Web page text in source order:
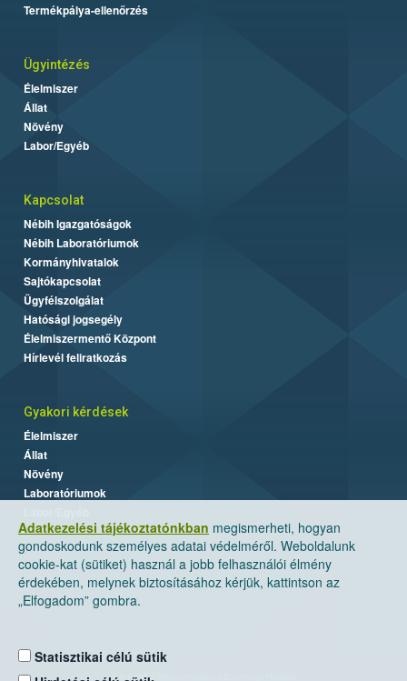
Adatkezelési tájékoztatónkban megismerheti, hogyan
gondoskodunk személyes adatai védelméről. Weboldalunk
cookie-kat (sütiket) használ a jobb felhasználói élmény
érdekében, melynek biztosításához kérjük, kattintson az
„Elfogadom” gombra.
Statisztikai célú sütik
Termékpálya-ellenőrzés
Ügyintézés
Élelmiszer
Állat
Növény
Labor/Egyéb
Kapcsolat
Nébih Igazgatóságok
Nébih Laboratóriumok
Kormányhivatalok
Sajtókapcsolat
Ügyfélszolgálat
Hatósági jogsegély
Élelmiszermentő Központ
Hírlevél feliratkozás
Gyakori kérdések
Élelmiszer
Állat
Növény
Laboratóriumok
Nemzeti Élelmiszerlánc-biztonsági Hivatal